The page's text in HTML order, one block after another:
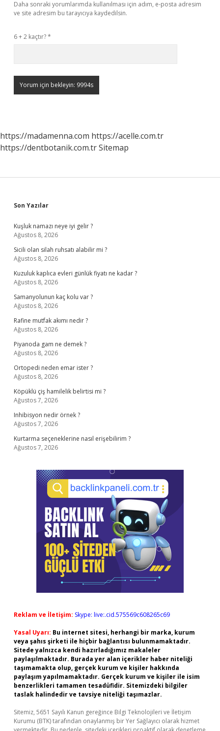
Daha sonraki yorumlarımda kullanılması için adım, e-posta adresim
ve site adresim bu tarayıcıya kaydedilsin.
6 + 2 kaçtır?*
https://madamenna.com https://acelle.com.tr
https://dentbotanik.com.trSitemap
Sidebar
Son Yazılar
Kuşluk namazı neye iyi gelir ?
Ağustos 8, 2026
Sicili olan silah ruhsatı alabilir mi ?
Ağustos 8, 2026
Kuzuluk kaplıca evleri günlük fiyatı ne kadar ?
Ağustos 8, 2026
Samanyolunun kaç kolu var ?
Ağustos 8, 2026
Rafine mutfak akımı nedir ?
Ağustos 8, 2026
Piyanoda gam ne demek ?
Ağustos 8, 2026
Ortopedi neden emar ister ?
Ağustos 8, 2026
Köpüklü çiş hamilelik belirtisi mi ?
Ağustos 7, 2026
Inhibisyon nedir örnek ?
Ağustos 7, 2026
Kurtarma seçeneklerine nasıl erişebilirim ?
Ağustos 7, 2026
Reklam ve İletişim: Skype: live:.cid.575569c608265c69
Yasal Uyarı: Bu internet sitesi, herhangi bir marka, kurum
veya şahıs şirketi ile hiçbir bağlantısı bulunmamaktadır.
Sitede yalnızca kendi hazırladığımız makaleler
paylaşılmaktadır. Burada yer alan içerikler haber niteliği
taşımamakta olup, gerçek kurum ve kişiler hakkında
paylaşım yapılmamaktadır. Gerçek kurum ve kişiler ile isim
benzerlikleri tamamen tesadüfidir. Sitemizdeki bilgiler
taslak halindedir ve tavsiye niteliği taşımazlar.
Sitemiz, 5651 Sayılı Kanun gereğince Bilgi Teknolojileri ve İletişim
Kurumu (BTK) tarafından onaylanmış bir Yer Sağlayıcı olarak hizmet